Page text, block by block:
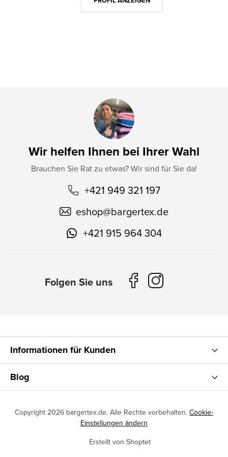
Wir helfen Ihnen bei Ihrer Wahl
Brauchen Sie Rat zu etwas? Wir sind für Sie da!
+421 949 321 197
eshop@bargertex.de
+421 915 964 304
Informationen für Kunden
Blog
Erstellt von Shoptet
Copyright 2026 bargertex.de. Alle Rechte vorbehalten. Cookie-
Einstellungen ändern